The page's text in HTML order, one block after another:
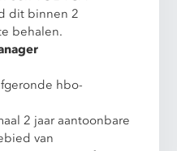
dit binnen 2
behalen.
hbo-
2 jaar aantoonbare
van